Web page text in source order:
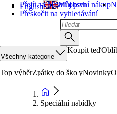
Přejít na hlavní obsah
Přeskočit na vyhledávání
English Můj první nákup
Všechny kategorie
Koupit teď
Top výběrZpátky do školyNovinky
Speciální nabídky